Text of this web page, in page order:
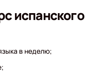
испанского
в неделю;